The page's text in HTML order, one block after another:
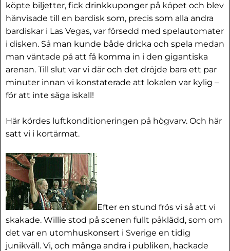
köpte biljetter, fick drinkkuponger på köpet och blev
hänvisade till en bardisk som, precis som alla andra
bardiskar i Las Vegas, var försedd med spelautomater
i disken. Så man kunde både dricka och spela medan
man väntade på att få komma in i den gigantiska
arenan. Till slut var vi där och det dröjde bara ett par
minuter innan vi konstaterade att lokalen var kylig –
för att inte säga iskall!
Här kördes luftkonditioneringen på högvarv. Och här
satt vi i kortärmat.
Efter en stund frös vi så att vi
skakade. Willie stod på scenen fullt påklädd, som om
det var en utomhuskonsert i Sverige en tidig
junikväll. Vi, och många andra i publiken, hackade